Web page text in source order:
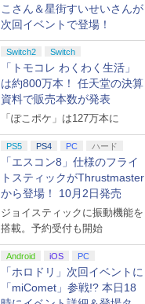
こさん＆星街すいせいさんが
次回イベントで登場！
Switch2 Switch
「トモコレ わくわく生活」
は約800万本！ 任天堂の決算
資料で販売本数が発表
「ぽこポケ」は127万本に
PS5 PS4 PC ハード
「エスコン8」仕様のフライ
トスティックがThrustmaster
から登場！ 10月2日発売
ジョイスティックに振動機能を
搭載。予約受付も開始
Android iOS PC
「ホロドリ」次回イベントに
「miComet」参戦!? 本日18